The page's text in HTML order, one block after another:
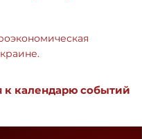
к календарю событий